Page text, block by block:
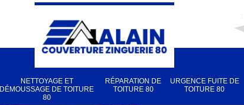
NETTOYAGE ET
DÉMOUSSAGE DE TOITURE
80
RÉPARATION DE
TOITURE 80
URGENCE FUITE DE
TOITURE 80